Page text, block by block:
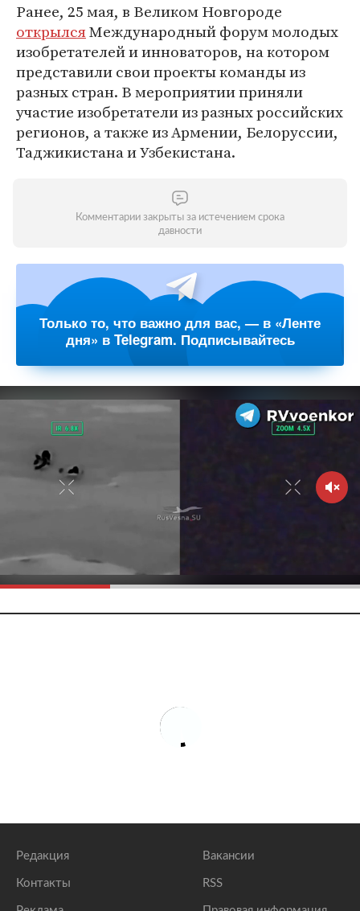
Ранее, 25 мая, в Великом Новгороде
открылсяМеждународный форум молодых
изобретателей и инноваторов, на котором
представили свои проекты команды из
разных стран. В мероприятии приняли
участие изобретатели из разных российских
регионов, а также из Армении, Белоруссии,
Таджикистана и Узбекистана.
Комментарии закрыты за истечением срока
давности
Только то, что важно для вас, — в «Ленте
дня» в Telegram. Подписывайтесь
Редакция
Контакты
Вакансии
RSS